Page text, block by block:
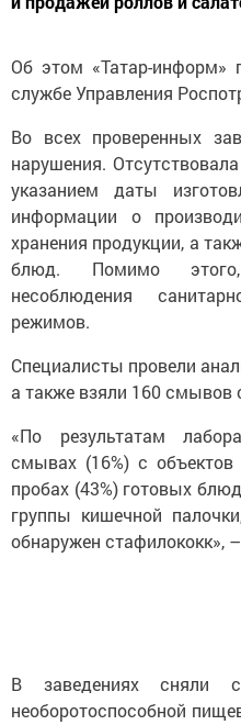
Об этом «Татар-информ»
службе Управления
Во всех проверенных
нарушения.
указанием даты
информации о
хранения продукции, а
блюд. Помимо
несоблюдения
режимов.
Специалисты провели
а также взяли 160 смывов
«По результатам
смывах (16%) с
пробах (43%) готовых
группы кишечной
обнаружен стафилококк»,
В заведениях сняли
необоротоспособной